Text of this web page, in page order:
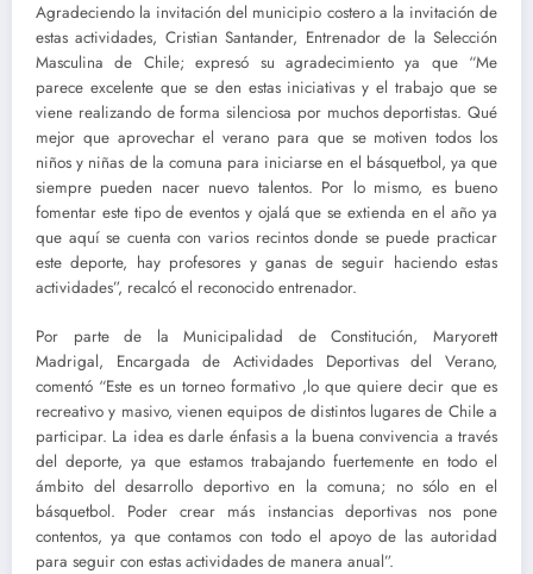
Agradeciendo la invitación del municipio costero a la invitación de
estas actividades, Cristian Santander, Entrenador de la Selección
Masculina de Chile; expresó su agradecimiento ya que “Me
parece excelente que se den estas iniciativas y el trabajo que se
viene realizando de forma silenciosa por muchos deportistas. Qué
mejor que aprovechar el verano para que se motiven todos los
niños y niñas de la comuna para iniciarse en el básquetbol, ya que
siempre pueden nacer nuevo talentos. Por lo mismo, es bueno
fomentar este tipo de eventos y ojalá que se extienda en el año ya
que aquí se cuenta con varios recintos donde se puede practicar
este deporte, hay profesores y ganas de seguir haciendo estas
actividades”, recalcó el reconocido entrenador.
Por parte de la Municipalidad de Constitución, Maryorett
Madrigal, Encargada de Actividades Deportivas del Verano,
comentó “Este es un torneo formativo ,lo que quiere decir que es
recreativo y masivo, vienen equipos de distintos lugares de Chile a
participar. La idea es darle énfasis a la buena convivencia a través
del deporte, ya que estamos trabajando fuertemente en todo el
ámbito del desarrollo deportivo en la comuna; no sólo en el
básquetbol. Poder crear más instancias deportivas nos pone
contentos, ya que contamos con todo el apoyo de las autoridad
para seguir con estas actividades de manera anual”.